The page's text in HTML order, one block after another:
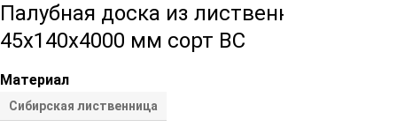
Палубная доска из лиственницы
45х140х4000 мм сорт ВС
Материал
Сибирская лиственница